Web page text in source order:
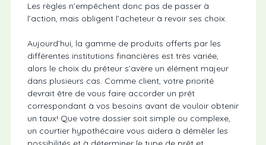
Les règles n’empêchent donc pas de passer à
l’action, mais obligent l’acheteur à revoir ses choix.
Aujourd’hui, la gamme de produits offerts par les
différentes institutions financières est très variée,
alors le choix du prêteur s’avère un élément majeur
dans plusieurs cas. Comme client, votre priorité
devrait être de vous faire accorder un prêt
correspondant à vos besoins avant de vouloir obtenir
un taux! Que votre dossier soit simple ou complexe,
un courtier hypothécaire vous aidera à démêler les